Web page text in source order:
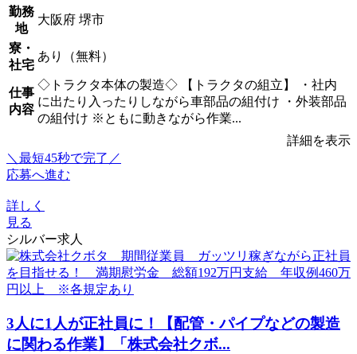
勤務
地
大阪府 堺市
寮・
社宅
あり（無料）
仕事
内容
◇トラクタ本体の製造◇ 【トラクタの組立】 ・社内
に出たり入ったりしながら車部品の組付け ・外装部品
の組付け ※ともに動きながら作業...
詳細を表示
＼最短45秒で完了／
応募へ進む
詳しく
見る
シルバー求人
3人に1人が正社員に！【配管・パイプなどの製造
に関わる作業】「株式会社クボ...